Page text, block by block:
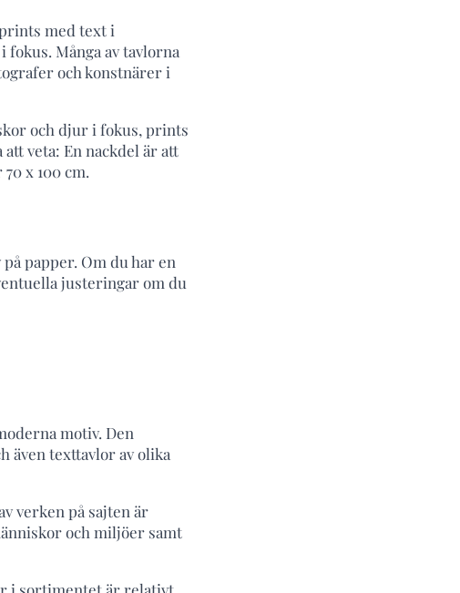
med text i
Många av tavlorna
och konstnärer i
och djur i fokus, prints
veta: En nackdel är att
x 100 cm.
papper. Om du har en
justeringar om du
motiv. Den
även texttavlor av olika
verken på sajten är
och miljöer samt